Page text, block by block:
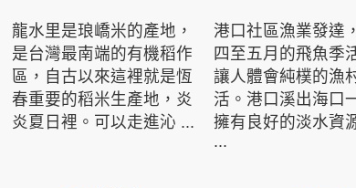
龍水里是琅嶠米的產地，
是台灣最南端的有機稻作
區，自古以來這裡就是恆
春重要的稻米生產地，炎
炎夏日裡。可以走進沁 ...
港口社區漁業發達
四至五月的飛魚季
讓人體會純樸的漁
活。港口溪出海口
擁有良好的淡水資
...